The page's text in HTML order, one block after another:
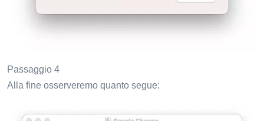
Passaggio 4
Alla fine osserveremo quanto segue: